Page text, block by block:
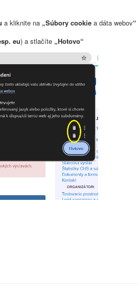
a kliknite na „Súbory cookie a dáta webov“
eu) a stlačíte „Hotovo“